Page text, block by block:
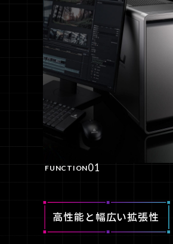
FUNCTION01
高性能と幅広い拡張性